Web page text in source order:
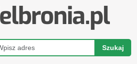
Szukaj